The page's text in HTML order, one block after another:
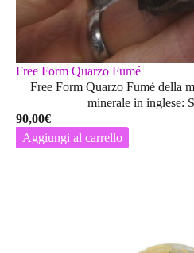
Free Form Quarzo Fumé
Free Form Quarzo Fumé della
minerale in inglese:
90,00€
Aggiungi al carrello